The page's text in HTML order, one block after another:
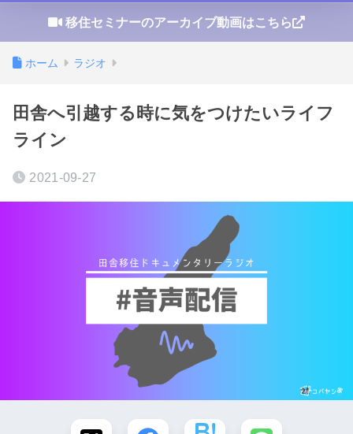
移住セミナーのアーカイブ動画はこちら
ホーム ラジオ
田舎へ引越する時に気をつけたいライフ
ライン
2021-09-27